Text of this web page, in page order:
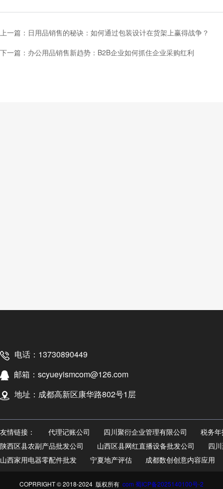
上一篇：日用品销售的秘诀：如何通过包装设计在货架上赢得战争？
下一篇：办公用品销售新趋势：B2B企业如何抓住企业采购红利
电话：13730890449
邮箱：scyueyismcom@126.com
地址：成都高新区康华路802号1层
友情链接： 代理记账公司 四川聚衍企业管理有限公司
税务
陕西区县农副产品批发公司
山西区县网红直播设备批发公司
四
山西家用电器零配件批发
宁夏地产评估 成都数创创意内容应用
COPRRIGHT © 2018-2024 版权所有 com 蜀ICP备2025140100号-2